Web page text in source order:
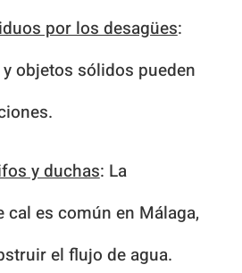
por los desagües:
objetos sólidos pueden
y duchas: La
cal es común en Málaga,
el flujo de agua.